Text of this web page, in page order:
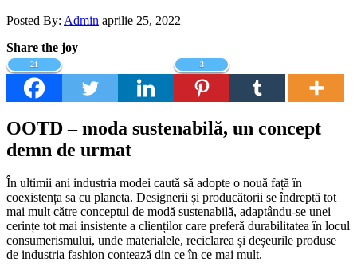
Posted By: Admin aprilie 25, 2022
Share the joy
21 3
OOTD – moda sustenabilă, un concept
demn de urmat
În ultimii ani industria modei caută să adopte o nouă față în
coexistența sa cu planeta. Designerii și producătorii se îndreptă tot
mai mult către conceptul de modă sustenabilă, adaptându-se unei
cerințe tot mai insistente a clienților care preferă durabilitatea în locul
consumerismului, unde materialele, reciclarea și deșeurile produse
de industria fashion contează din ce în ce mai mult.